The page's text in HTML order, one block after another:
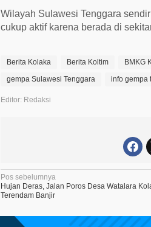
Wilayah Sulawesi Tenggara
cukup aktif karena berada di
Berita Kolaka Berita Koltim BMKG
gempa Sulawesi Tenggara
info gempa
Editor: Redaksi
N
a
v
Pos sebelumnya
Hujan Deras, Jalan Poros Desa Watalara
Terendam Banjir